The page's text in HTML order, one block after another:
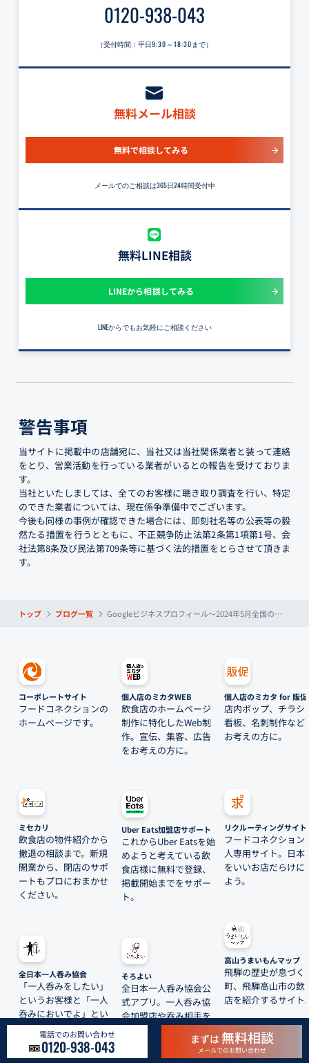
0120-938-043
（受付時間：平日9:30～18:30 まで）
無料メール相談
無料で相談してみる
メールでのご相談は365日24時間受付中
無料LINE相談
LINEから相談してみる
LINEからでもお気軽にご相談ください
警告事項
当サイトに掲載中の店舗宛に、当社又は当社関係業者と装って連絡
をとり、営業活動を行っている業者がいるとの報告を受けておりま
す。
当社といたしましては、全てのお客様に聴き取り調査を行い、特定
のできた業者については、現在係争準備中でございます。
今後も同様の事例が確認できた場合には、即刻社名等の公表等の毅
然たる措置を行うとともに、不正競争防止法第2条第1項第1号、会
社法第8条及び民法第709条等に基づく法的措置をとらさせて頂きま
す。
トップ ブログ一覧 Googleビジネスプロフィール～2024年5月全国のお店の平均GBP数値～
コーポレートサイト
フードコネクションの
ホームページです。
ミセカリ
飲食店の物件紹介から
撤退の相談まで。新規
開業から、閉店のサポ
ートもプロにおまかせ
ください。
全日本一人呑み協会
「一人呑みをしたい」
というお客様と「一人
呑みにおいでよ」とい
う飲食店を繋ぐ協会
個人店のミカタWEB
飲食店のホームページ
制作に特化したWeb制
作。宣伝、集客、広告
をお考えの方に。
Uber Eats加盟店サポート
これからUber Eatsを始
めようと考えている飲
食店様に無料で登録、
掲載開始までをサポー
ト。
そろよい
全日本一人呑み協会公
式アプリ。一人呑み協
会加盟店や呑み相手を
簡単に探すことができ
個人店のミカタ for 販促
店内ポップ、チラシ
看板、名刺制作など
お考えの方に。
リクルーティングサイト
フードコネクション
人専用サイト。日本
をいいお店だらけに
よう。
高山うまいもんマップ
飛騨の歴史が息づく
町、飛騨高山市の飲
店を紹介するサイト
電話でのお問い合わせ
0120-938-043 まずは 無料相談
メールでのお問い合わせ